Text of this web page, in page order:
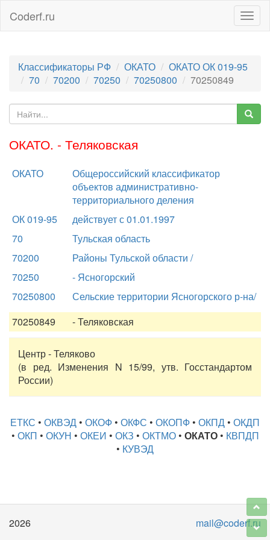
Coderf.ru
Классификаторы РФ ОКАТО
ОКАТО ОК 019-95
70
70200 70250 70250800 70250849
ОКАТО. - Теляковская
ОКАТО
Общероссийский классификатор
объектов административно-
территориального деления
ОК 019-95
действует с 01.01.1997
70
Тульская область
70200
Районы Тульской области /
70250
- Ясногорский
70250800
Сельские территории Ясногорского р-на/
70250849
- Теляковская
Центр - Теляково
(в ред. Изменения N 15/99, утв. Госстандартом
России)
ЕТКС • ОКВЭД • ОКОФ • ОКФС • ОКОПФ • ОКПД • ОКДП
• ОКП • ОКУН • ОКЕИ • ОКЗ • ОКТМО• ОКАТО• КВПДП
• КУВЭД
2026 mail@coderf.ru